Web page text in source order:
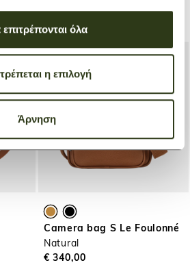
όλα
η επιλογή
Άρνηση
Natural
€ 610,00
Camera bag S Le Foulonné
Natural
€ 340,00